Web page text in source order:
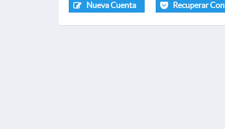
Nueva Cuenta Recuperar